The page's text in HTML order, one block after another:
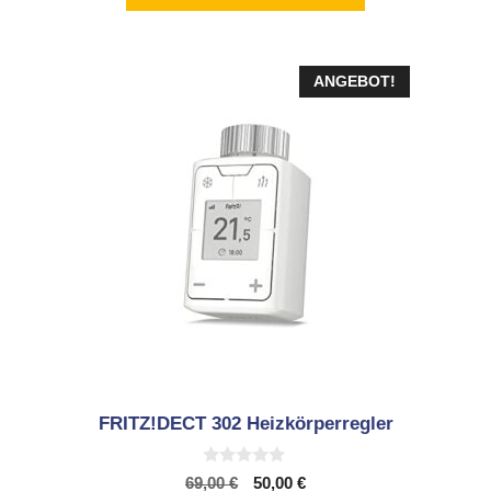
ANGEBOT!
FRITZ!DECT 302 Heizkörperregler
0
69,00€
Ursprünglicher
50,00 €Aktueller